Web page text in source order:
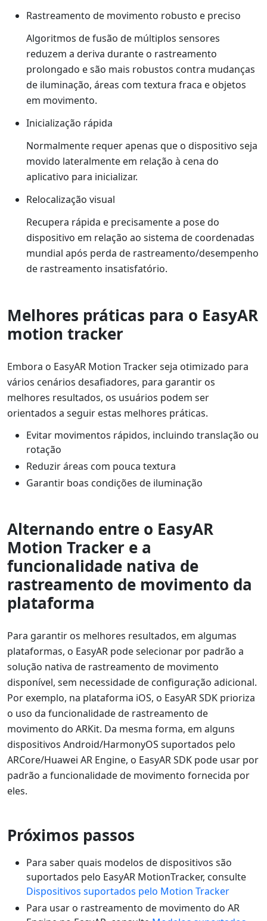
Rastreamento de movimento robusto e preciso
Algoritmos de fusão de múltiplos sensores
reduzem a deriva durante o rastreamento
prolongado e são mais robustos contra mudanças
de iluminação, áreas com textura fraca e objetos
em movimento.
Inicialização rápida
Normalmente requer apenas que o dispositivo seja
movido lateralmente em relação à cena do
aplicativo para inicializar.
Relocalização visual
Recupera rápida e precisamente a pose do
dispositivo em relação ao sistema de coordenadas
mundial após perda de rastreamento/desempenho
de rastreamento insatisfatório.
Melhores práticas para o EasyAR
motion tracker
Embora o EasyAR Motion Tracker seja otimizado para
vários cenários desafiadores, para garantir os
melhores resultados, os usuários podem ser
orientados a seguir estas melhores práticas.
Evitar movimentos rápidos, incluindo translação ou
rotação
Reduzir áreas com pouca textura
Garantir boas condições de iluminação
Alternando entre o EasyAR
Motion Tracker e a
funcionalidade nativa de
rastreamento de movimento da
plataforma
Para garantir os melhores resultados, em algumas
plataformas, o EasyAR pode selecionar por padrão a
solução nativa de rastreamento de movimento
disponível, sem necessidade de configuração adicional.
Por exemplo, na plataforma iOS, o EasyAR SDK prioriza
o uso da funcionalidade de rastreamento de
movimento do ARKit. Da mesma forma, em alguns
dispositivos Android/HarmonyOS suportados pelo
ARCore/Huawei AR Engine, o EasyAR SDK pode usar por
padrão a funcionalidade de movimento fornecida por
eles.
Próximos passos
Para saber quais modelos de dispositivos são
suportados pelo EasyAR MotionTracker, consulte
Dispositivos suportados pelo Motion Tracker
Para usar o rastreamento de movimento do AR